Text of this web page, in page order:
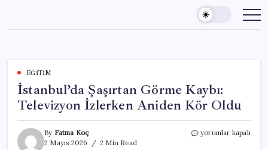
content
EĞITIM
İstanbul’da Şaşırtan Görme Kaybı:
Televizyon İzlerken Aniden Kör Oldu
By Fatma Koç
2 Mayıs 2026
2 Min Read
İstanbul’da
yorumlar kapalı